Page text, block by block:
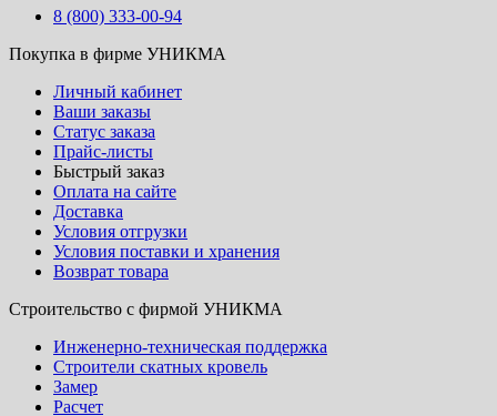
8 (800) 333-00-94
Покупка в фирме УНИКМА
Личный кабинет
Ваши заказы
Статус заказа
Прайс-листы
Быстрый заказ
Оплата на сайте
Доставка
Условия отгрузки
Условия поставки и хранения
Возврат товара
Строительство с фирмой УНИКМА
Инженерно-техническая поддержка
Строители скатных кровель
Замер
Расчет